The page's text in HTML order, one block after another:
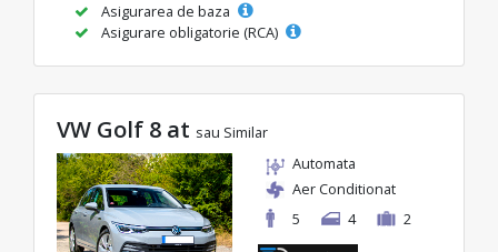
Asigurarea de baza
Asigurare obligatorie (RCA)
VW Golf 8 at sau Similar
Automata
Aer Conditionat
5
4 2